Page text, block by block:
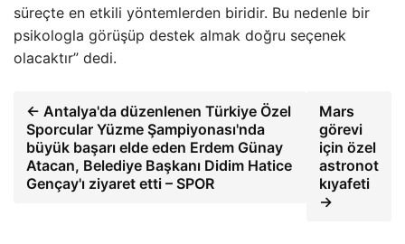
süreçte en etkili yöntemlerden biridir. Bu nedenle bir
psikologla görüşüp destek almak doğru seçenek
olacaktır” dedi.
← Antalya'da düzenlenen Türkiye Özel
Sporcular Yüzme Şampiyonası'nda
büyük başarı elde eden Erdem Günay
Atacan, Belediye Başkanı Didim Hatice
Gençay'ı ziyaret etti – SPOR
Mars
görevi
için özel
astronot
kıyafeti
→